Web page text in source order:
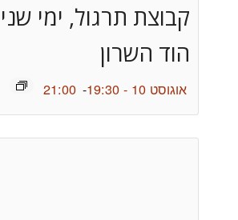
קבוצת תרגול, ימי
הוד השרון
אוגוסט 10 - 19:30 -
21:00